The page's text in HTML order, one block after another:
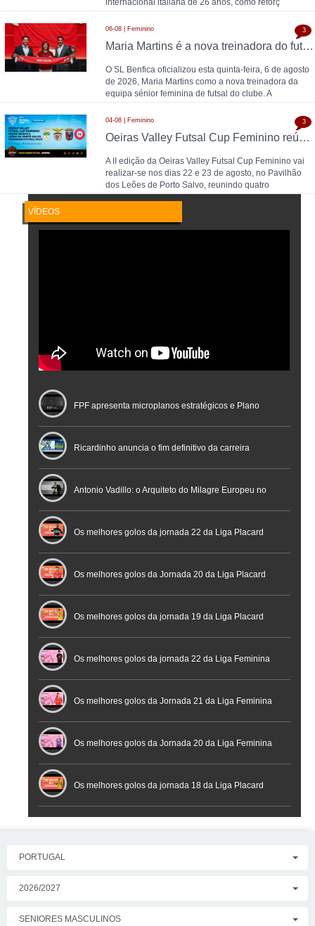
internacional italiana de 26 anos, como reforç
06-08 | Feminino
Maria Martins é a nova treinadora do futsal feminino do SL Benfica: contrato válido até 2028 com as campeãs nacionais
O SL Benfica oficializou esta quinta-feira, 6 de agosto
de 2026, Maria Martins como a nova treinadora da
equipa sénior feminina de futsal do clube. A
3
04-08 | Feminino
Oeiras Valley Futsal Cup Feminino reúne Benfica, Leões de Porto Salvo, Torreense e Futsal Feijó
A II edição da Oeiras Valley Futsal Cup Feminino vai
realizar-se nos dias 22 e 23 de agosto, no Pavilhão
dos Leões de Porto Salvo, reunindo quatro
3
VÍDEOS
FPF apresenta microplanos estratégicos e Plano
Nacional de Arbitragem
Ricardinho anuncia o fim definitivo da carreira
profissional em conferência histórica na Cidade do
Futebol
Antonio Vadillo: o Arquiteto do Milagre Europeu no
Futsal | Documentário
Os melhores golos da jornada 22 da Liga Placard
Os melhores golos da Jornada 20 da Liga Placard
Futsal
Os melhores golos da jornada 19 da Liga Placard
Os melhores golos da jornada 22 da Liga Feminina
Placard
Os melhores golos da Jornada 21 da Liga Feminina
Placard
Os melhores golos da Jornada 20 da Liga Feminina
Placard
Os melhores golos da jornada 18 da Liga Placard
PORTUGAL
2026/2027
SENIORES MASCULINOS